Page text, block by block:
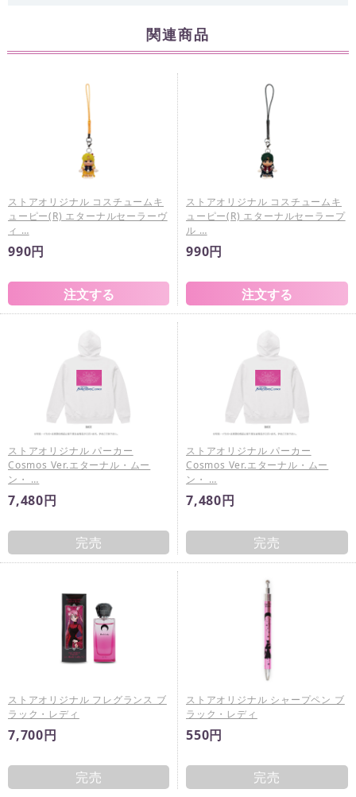
関連商品
ストアオリジナル コスチュームキ
ューピー(R) エターナルセーラーヴ
ィ …
990円
ストアオリジナル コスチュームキ
ューピー(R) エターナルセーラープ
ル …
990円
ストアオリジナル パーカー
Cosmos Ver.エターナル・ムー
ン・ …
7,480円
完売
ストアオリジナル パーカー
Cosmos Ver.エターナル・ムー
ン・ …
7,480円
完売
ストアオリジナル フレグランス ブ
ラック・レディ
7,700円
完売
ストアオリジナル シャープペン ブ
ラック・レディ
550円
完売